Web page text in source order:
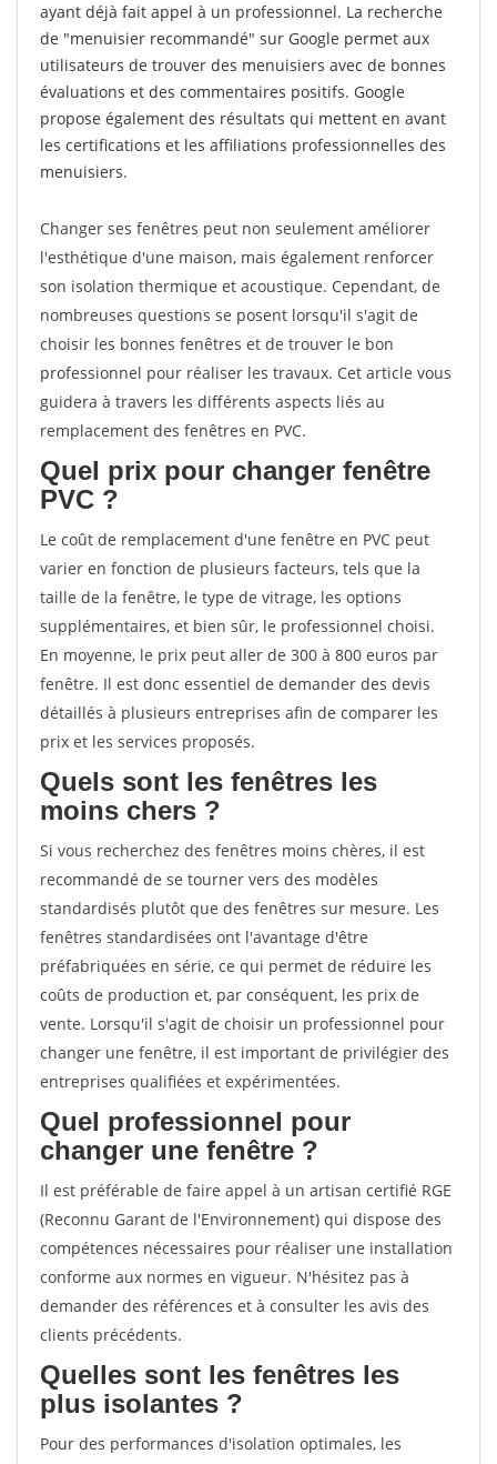
ayant déjà fait appel à un professionnel. La recherche
de "menuisier recommandé" sur Google permet aux
utilisateurs de trouver des menuisiers avec de bonnes
évaluations et des commentaires positifs. Google
propose également des résultats qui mettent en avant
les certifications et les affiliations professionnelles des
menuisiers.
Changer ses fenêtres peut non seulement améliorer
l'esthétique d'une maison, mais également renforcer
son isolation thermique et acoustique. Cependant, de
nombreuses questions se posent lorsqu'il s'agit de
choisir les bonnes fenêtres et de trouver le bon
professionnel pour réaliser les travaux. Cet article vous
guidera à travers les différents aspects liés au
remplacement des fenêtres en PVC.
Quel prix pour changer fenêtre
PVC ?
Le coût de remplacement d'une fenêtre en PVC peut
varier en fonction de plusieurs facteurs, tels que la
taille de la fenêtre, le type de vitrage, les options
supplémentaires, et bien sûr, le professionnel choisi.
En moyenne, le prix peut aller de 300 à 800 euros par
fenêtre. Il est donc essentiel de demander des devis
détaillés à plusieurs entreprises afin de comparer les
prix et les services proposés.
Quels sont les fenêtres les
moins chers ?
Si vous recherchez des fenêtres moins chères, il est
recommandé de se tourner vers des modèles
standardisés plutôt que des fenêtres sur mesure. Les
fenêtres standardisées ont l'avantage d'être
préfabriquées en série, ce qui permet de réduire les
coûts de production et, par conséquent, les prix de
vente. Lorsqu'il s'agit de choisir un professionnel pour
changer une fenêtre, il est important de privilégier des
entreprises qualifiées et expérimentées.
Quel professionnel pour
changer une fenêtre ?
Il est préférable de faire appel à un artisan certifié RGE
(Reconnu Garant de l'Environnement) qui dispose des
compétences nécessaires pour réaliser une installation
conforme aux normes en vigueur. N'hésitez pas à
demander des références et à consulter les avis des
clients précédents.
Quelles sont les fenêtres les
plus isolantes ?
Pour des performances d'isolation optimales, les